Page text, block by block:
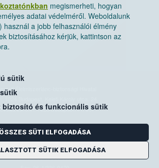
megismerheti, hogyan
adatai védelméről. Weboldalunk
használ a jobb felhasználói élmény
biztosításához kérjük, kattintson az
sütik
biztosító és funkcionális sütik
ÖSSZES SÜTI ELFOGADÁSA
SÜTIK ELFOGADÁSA
Élelmiszerlánc-biztonsági Hivatal
cím: 1525 Budapest. Pf. 30.
E-mail:ugyfelszolgalat@nebih.gov.hu
Zöld szám: 06-80/263-244
Telefon: 06-1/ 336-9000